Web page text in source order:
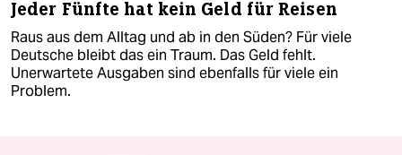
Jeder Fünfte hat kein Geld für Reisen
Raus aus dem Alltag und ab in den Süden? Für viele
Deutsche bleibt das ein Traum. Das Geld fehlt.
Unerwartete Ausgaben sind ebenfalls für viele ein
Problem.